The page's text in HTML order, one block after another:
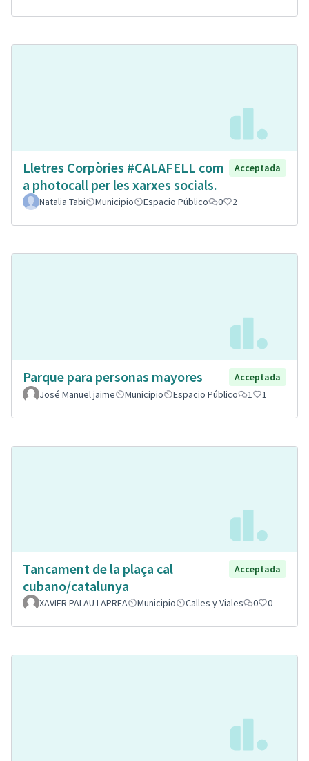
Lletres Corpòries #CALAFELL com
a photocall per les xarxes socials.
Acceptada
Natalia Tabi Municipio Espacio Público 0 2
Parque para personas mayores
Acceptada
José Manuel jaime
Municipio Espacio Público 1 1
Tancament de la plaça cal
cubano/catalunya
Acceptada
XAVIER PALAU LAPREA Municipio Calles y Viales 0 0